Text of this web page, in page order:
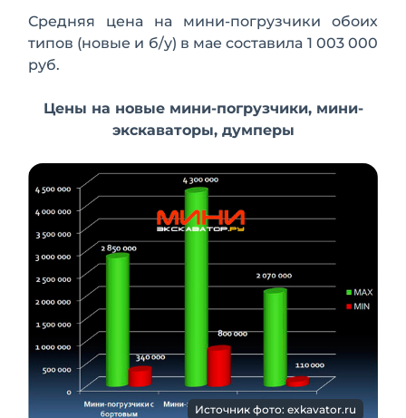
Средняя цена на мини-погрузчики обоих
типов (новые и б/у) в мае составила 1 003 000
руб.
Цены на новые мини-погрузчики, мини-
экскаваторы, думперы
Источник фото: exkavator.ru